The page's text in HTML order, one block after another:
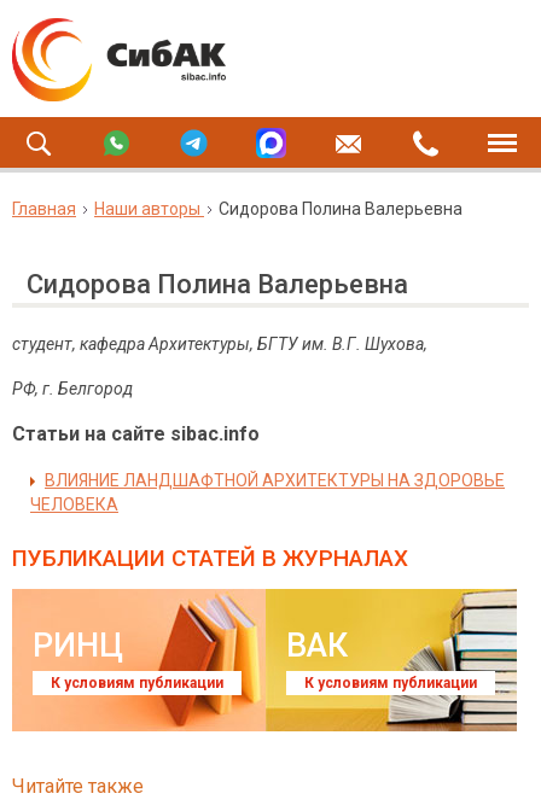
Главная Наши авторы Сидорова Полина Валерьевна
Сидорова Полина Валерьевна
студент, кафедра Архитектуры, БГТУ им. В.Г. Шухова,
РФ, г. Белгород
Статьи на сайте sibac.info
ВЛИЯНИЕ ЛАНДШАФТНОЙ АРХИТЕКТУРЫ НА ЗДОРОВЬЕ
ЧЕЛОВЕКА
ПУБЛИКАЦИИ СТАТЕЙ В ЖУРНАЛАХ
РИНЦ
К условиям публикации
ВАК
К условиям публикации
Читайте также